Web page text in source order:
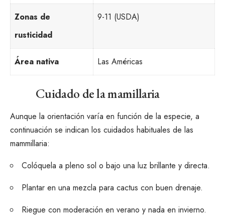
Zonas de
rusticidad
9-11 (USDA)
Área nativa Las Américas
Cuidado de la mamillaria
Aunque la orientación varía en función de la especie, a
continuación se indican los cuidados habituales de las
mammillaria:
Colóquela a pleno sol o bajo una luz brillante y directa.
Plantar en una mezcla para cactus con buen drenaje.
Riegue con moderación en verano y nada en invierno.